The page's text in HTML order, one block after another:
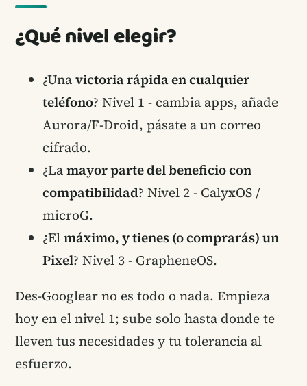
¿Qué nivel elegir?
¿Unavictoria rápida en cualquier
teléfono? Nivel 1 - cambia apps, añade
Aurora/F-Droid, pásate a un correo
cifrado.
¿Lamayor parte del beneficio con
compatibilidad? Nivel 2 - CalyxOS /
microG.
¿Elmáximo, y tienes (o comprarás) un
Pixel? Nivel 3 - GrapheneOS.
Des-Googlear no es todo o nada. Empieza
hoy en el nivel 1; sube solo hasta donde te
lleven tus necesidades y tu tolerancia al
esfuerzo.